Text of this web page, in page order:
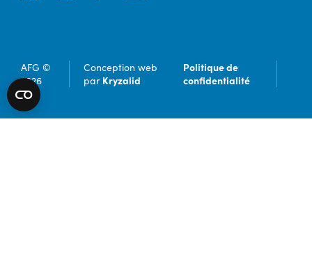
AFG ©
2026
Conception web
par Kryzalid
Politique de
confidentialité